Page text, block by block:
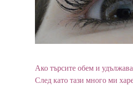
Ако търсите обем и
След като тази много ми